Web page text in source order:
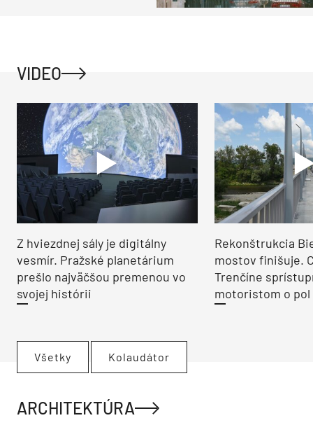
VIDEO
Z hviezdnej sály je digitálny
vesmír. Pražské planetárium
prešlo najväčšou premenou vo
svojej histórii
Rekonštrukcia
mostov finišuje.
Trenčíne
motoristom o pol
Všetky Kolaudátor
ARCHITEKTÚRA